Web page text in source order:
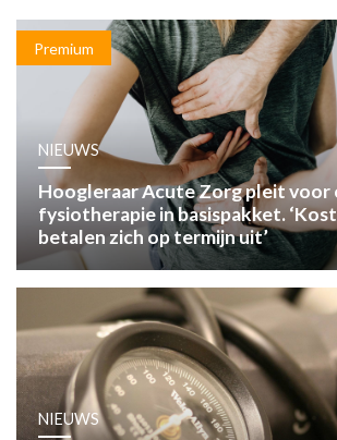
ENQUÊTES
NHG
LHV
OPINIE
HUISARTSENPOST
PRAKTIJKZAKEN
TARIEVEN
VPHUISARTSEN
MEDISCHE VAKHANDEL
INLOGGEN
REGISTRATIE
Premium
NIEUWS
Hoogleraar Acute Zorg pleit voor
fysiotherapie in basispakket.
betalen zich op termijn uit’
NIEUWS